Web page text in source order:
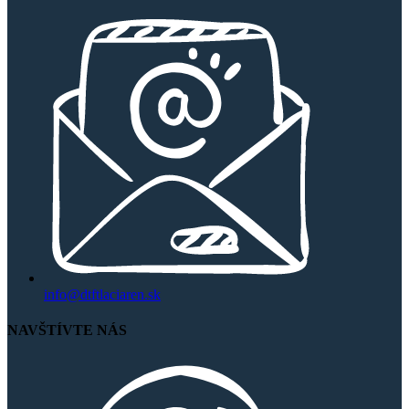
info@dtftlaciaren.sk
NAVŠTÍVTE NÁS